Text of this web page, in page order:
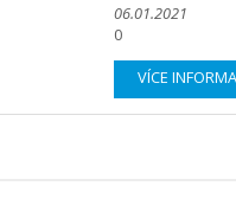
06.01.2021
0
VÍCE